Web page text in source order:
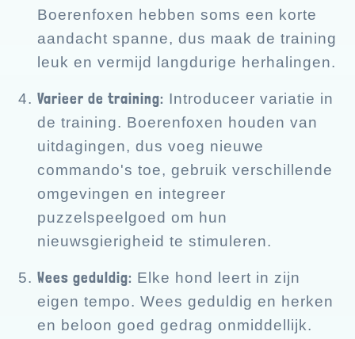
Boerenfoxen hebben soms een korte
aandacht spanne, dus maak de training
leuk en vermijd langdurige herhalingen.
Varieer de training: Introduceer variatie in
de training. Boerenfoxen houden van
uitdagingen, dus voeg nieuwe
commando's toe, gebruik verschillende
omgevingen en integreer
puzzelspeelgoed om hun
nieuwsgierigheid te stimuleren.
Wees geduldig: Elke hond leert in zijn
eigen tempo. Wees geduldig en herken
en beloon goed gedrag onmiddellijk.